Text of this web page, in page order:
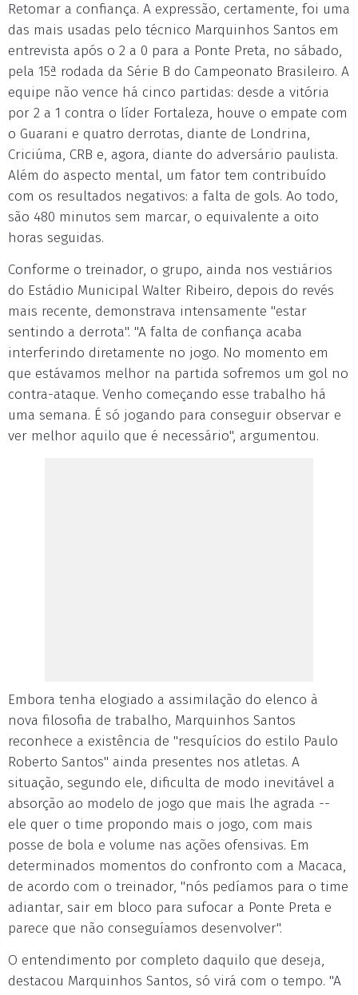
Retomar a confiança. A expressão, certamente, foi uma
das mais usadas pelo técnico Marquinhos Santos em
entrevista após o 2 a 0 para a Ponte Preta, no sábado,
pela 15ª rodada da Série B do Campeonato Brasileiro. A
equipe não vence há cinco partidas: desde a vitória
por 2 a 1 contra o líder Fortaleza, houve o empate com
o Guarani e quatro derrotas, diante de Londrina,
Criciúma, CRB e, agora, diante do adversário paulista.
Além do aspecto mental, um fator tem contribuído
com os resultados negativos: a falta de gols. Ao todo,
são 480 minutos sem marcar, o equivalente a oito
horas seguidas.
Conforme o treinador, o grupo, ainda nos vestiários
do Estádio Municipal Walter Ribeiro, depois do revés
mais recente, demonstrava intensamente "estar
sentindo a derrota". "A falta de confiança acaba
interferindo diretamente no jogo. No momento em
que estávamos melhor na partida sofremos um gol no
contra-ataque. Venho começando esse trabalho há
uma semana. É só jogando para conseguir observar e
ver melhor aquilo que é necessário", argumentou.
Embora tenha elogiado a assimilação do elenco à
nova filosofia de trabalho, Marquinhos Santos
reconhece a existência de "resquícios do estilo Paulo
Roberto Santos" ainda presentes nos atletas. A
situação, segundo ele, dificulta de modo inevitável a
absorção ao modelo de jogo que mais lhe agrada --
ele quer o time propondo mais o jogo, com mais
posse de bola e volume nas ações ofensivas. Em
determinados momentos do confronto com a Macaca,
de acordo com o treinador, "nós pedíamos para o time
adiantar, sair em bloco para sufocar a Ponte Preta e
parece que não conseguíamos desenvolver".
O entendimento por completo daquilo que deseja,
destacou Marquinhos Santos, só virá com o tempo. "A